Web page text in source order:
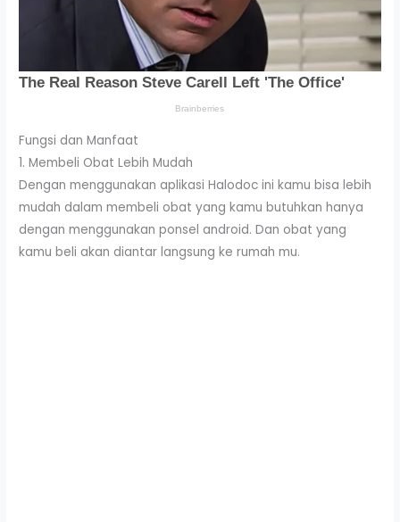
Fungsi dan Manfaat
1. Membeli Obat Lebih Mudah
Dengan menggunakan aplikasi Halodoc ini kamu bisa lebih
mudah dalam membeli obat yang kamu butuhkan hanya
dengan menggunakan ponsel android. Dan obat yang
kamu beli akan diantar langsung ke rumah mu.